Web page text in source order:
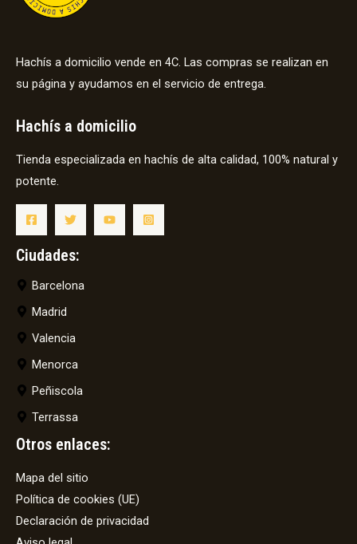
Hachís a domicilio vende en 4C. Las compras se realizan en
su página y ayudamos en el servicio de entrega.
Hachís a domicilio
Tienda especializada en hachís de alta calidad, 100% natural y
potente.
Ciudades:
Barcelona
Madrid
Valencia
Menorca
Peñiscola
Terrassa
Otros enlaces:
Mapa del sitio
Política de cookies (UE)
Declaración de privacidad